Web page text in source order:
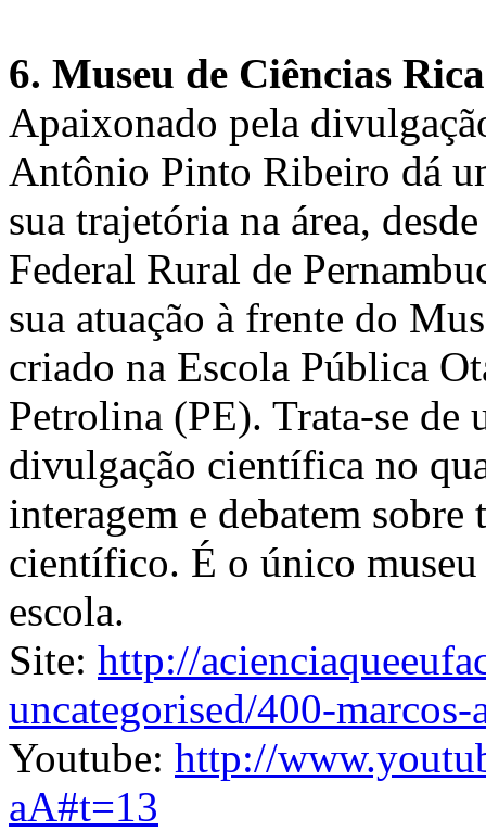
6. Museu de Ciências
Apaixonado pela
Antônio Pinto Ribeiro dá
sua trajetória na área,
Federal Rural de
sua atuação à frente do
criado na Escola Pública
Petrolina (PE). Trata-se de
divulgação científica no
interagem e debatem
científico. É o único
escola.
Site: http://
uncategorised/400-
Youtube: http://
aA#t=13